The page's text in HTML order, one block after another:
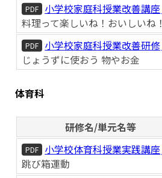
PDF
小学校家庭科授業改善講座
料理って楽しいね！おいしいね！
PDF
小学校家庭科授業改善研修
じょうずに使おう 物やお金
体育科
研修名/単元名等
PDF
小学校体育科授業実践講座
跳び箱運動